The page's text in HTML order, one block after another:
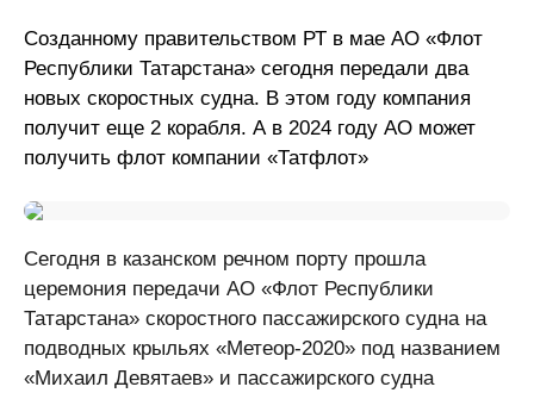
Созданному правительством РТ в мае АО «Флот
Республики Татарстана» сегодня передали два
новых скоростных судна. В этом году компания
получит еще 2 корабля. А в 2024 году АО может
получить флот компании «Татфлот»
Сегодня в казанском речном порту прошла
церемония передачи АО «Флот Республики
Татарстана» скоростного пассажирского судна на
подводных крыльях «Метеор-2020» под названием
«Михаил Девятаев» и пассажирского судна